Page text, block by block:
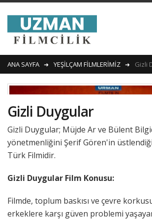
ANA SAYFA YEŞİLÇAM FİLMLERİMİZ Gizli
Gizli Duygular
Gizli Duygular; Müjde Ar ve Bülent
yönetmenliğini Şerif Gören'in üstlendiği
Türk Filmidir.
Gizli Duygular Film Konusu:
Filmde, toplum baskısı ve çevre
erkeklere karşı güven problemi